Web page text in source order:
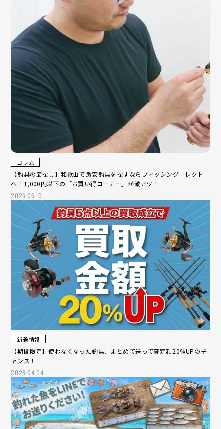
コラム
【釣具の宝探し】和歌山で激安釣具を探すならフィッシングコレクト
へ！1,000円以下の「お買い得コーナー」が激アツ！
2026.05.10
新着情報
【期間限定】使わなくなった釣具、まとめて送って査定額20％UPのチ
ャンス！
2026.04.04